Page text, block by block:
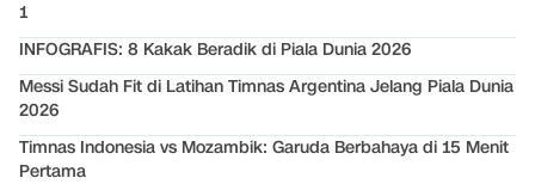
1
INFOGRAFIS: 8 Kakak Beradik di Piala Dunia 2026
Messi Sudah Fit di Latihan Timnas Argentina Jelang Piala Dunia
2026
Timnas Indonesia vs Mozambik: Garuda Berbahaya di 15 Menit
Pertama